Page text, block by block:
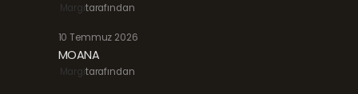
Margitarafından
10 Temmuz 2026
MOANA
Margitarafından